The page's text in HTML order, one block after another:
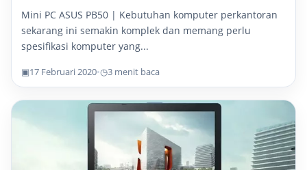
Mini PC ASUS PB50 | Kebutuhan komputer perkantoran
sekarang ini semakin komplek dan memang perlu
spesifikasi komputer yang...
▣17 Februari 2020•◷3 menit baca